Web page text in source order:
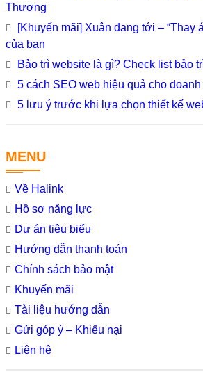
Thương
[Khuyến mãi] Xuân đang tới – “Thay
của bạn
Bảo trì website là gì? Check list bảo
5 cách SEO web hiệu quả cho
5 lưu ý trước khi lựa chọn thiết kế
MENU
Về Halink
Hồ sơ năng lực
Dự án tiêu biểu
Hướng dẫn thanh toán
Chính sách bảo mật
Khuyến mãi
Tài liệu hướng dẫn
Gửi góp ý – Khiếu nại
Liên hệ